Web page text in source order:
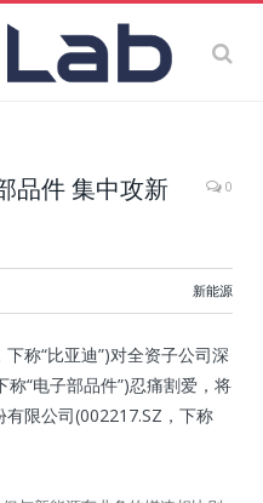
品件 集中攻新
0
新能源
称“比亚迪”)对全资子公司深
“电子部品件”)忍痛割爱，将
限公司(002217.SZ，下称